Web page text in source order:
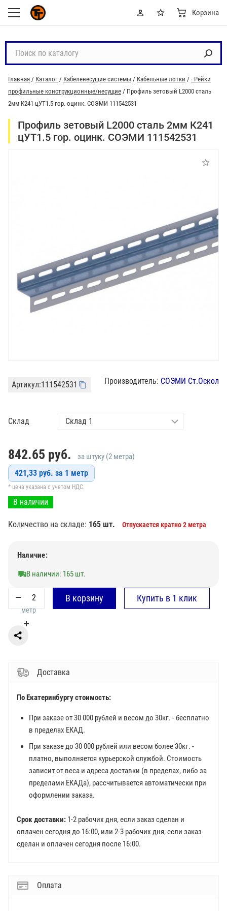
Корзина
с
к
п
о
а
Главная / Каталог / Кабеленесущие системы / Кабельные лотки / · Рейки
профильные конструкционные/несущие / Профиль зетовый L2000 сталь
2мм К241 цУТ1.5 гор. оцинк. СОЭМИ 111542531
Профиль зетовый L2000 сталь 2мм К241
цУТ1.5 гор. оцинк. СОЭМИ 111542531
Артикул:111542531 Производитель: СОЭМИ Ст.Оскол
Склад
842.65 руб. за штуку (2 метра)
421,33 руб. за 1 метр
* цена указана с учетом НДС.
В наличии
Количество на складе: 165 шт. Отпускается кратно 2 метра
Наличие:
В наличии: 165 шт.
метр
Доставка
По Екатеринбургу стоимость:
При заказе от 30 000 рублей и весом до 30кг. - бесплатно
в пределах ЕКАД.
При заказе до 30 000 рублей или весом более 30кг. -
платно, выполняется курьерской службой. Стоимость
зависит от веса и адреса доставки (в пределах, либо за
пределами ЕКАДа), рассчитывается автоматически при
оформлении заказа.
Срок доставки: 1-2 рабочих дня, если заказ сделан и
оплачен сегодня до 16:00, или 2-3 рабочих дня, если заказ
сделан и оплачен сегодня после 16:00.
Оплата